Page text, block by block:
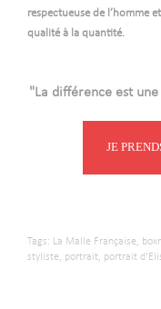
respectueuse de l’homme
qualité à la quantité.
"La différence est
JE
Tags: La Malle Française,
styliste, portrait, portrait